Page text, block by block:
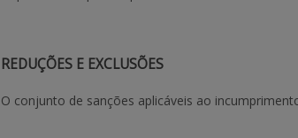
REDUÇÕES E EXCLUSÕES
O conjunto de sanções aplicáveis ao